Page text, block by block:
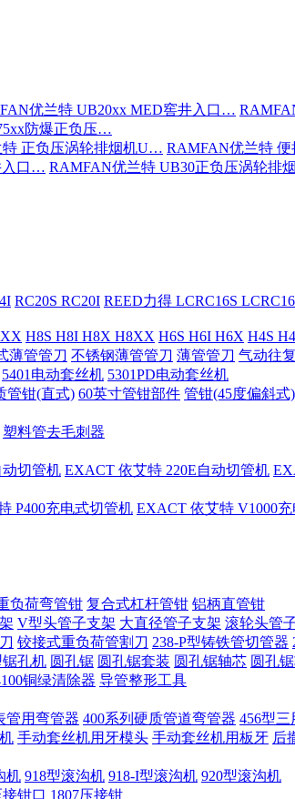
优兰特 UB20xx MED窖井入口…
防爆正负压…
正负压涡轮排烟机U… RAMFAN优兰特
入口… RAMFAN优兰特 UB30正负压涡轮排
RC20S RC20I REED力得 LCRC16S
H8S H8I H8X H8XX H6S H6I H6X H4S
薄管管刀 不锈钢薄管管刀 薄管管刀 气动往
5401电动套丝机 5301PD电动套丝机
管钳(直式) 60英寸管钳部件 管钳(45度偏斜式)
塑料管去毛刺器
切管机 EXACT 依艾特 220E自动切管机
P400充电式切管机 EXACT 依艾特 V1000
负荷弯管钳 复合式杠杆管钳 铝柄直管钳
V型头管子支架 大直径管子支架 滚轮头管
铰接式重负荷管割刀 238-P型铸铁管切管器
锯孔机 圆孔锯 圆孔锯套装 圆孔锯轴芯 圆孔
铜绿清除器 导管整形工具
管用弯管器 400系列硬质管道弯管器 456型三
手动套丝机用牙模头 手动套丝机用板牙 后
机 918型滚沟机 918-I型滚沟机 920型滚沟机
接钳口 1807压接钳